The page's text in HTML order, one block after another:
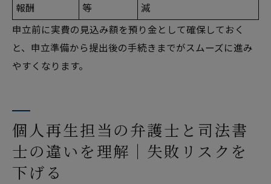
報酬
等
減
申立前に実費の見込み額を預り金として確保しておく
と、申立準備から提出後の手続きまでがスムーズに進み
やすくなります。
個人再生担当の弁護士と司法書
士の違いを理解｜失敗リスクを
下げる